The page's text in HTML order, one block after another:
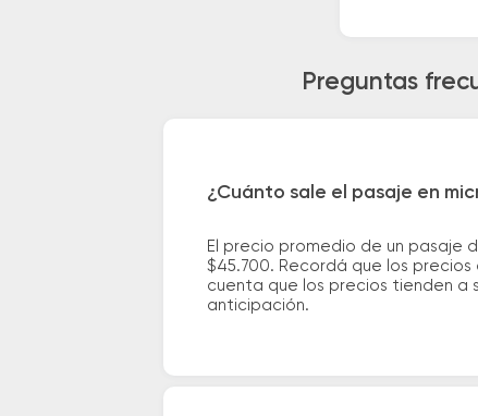
Preguntas
¿Cuánto sale el pasaje en
El precio promedio de un pasaje
$45.700. Recordá que los
cuenta que los precios tienden a
anticipación.